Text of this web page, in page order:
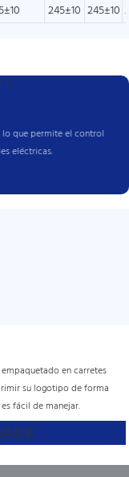
245±10 245±10
que permite el control
eléctricas.
en carretes
su logotipo de forma
fácil de manejar.